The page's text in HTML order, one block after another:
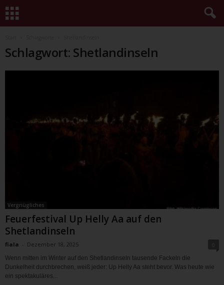
Schlagwort: Shetlandinseln
Vergnügliches
Feuerfestival Up Helly Aa auf den
Shetlandinseln
fiala - Dezember 18, 2025
Wenn mitten im Winter auf den Shetlandinseln tausende Fackeln die
Dunkelheit durchbrechen, weiß jeder: Up Helly Aa steht bevor. Was heute wie
ein spektakuläres...